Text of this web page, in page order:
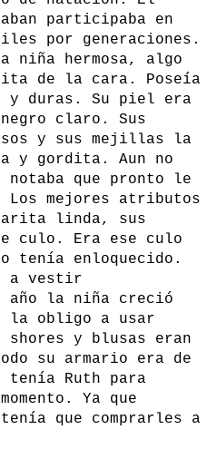
participaba en
por generaciones.
niña hermosa, algo
de la cara. Poseía
y duras. Su piel era
claro. Sus
y sus mejillas la
y gordita. Aun no
que pronto le
Los mejores atributos
linda, sus
culo. Era ese culo
tenía enloquecido.
a vestir
año la niña creció
la obligo a usar
shores y blusas eran
su armario era de
tenía Ruth para
Ya que
que comprarles a